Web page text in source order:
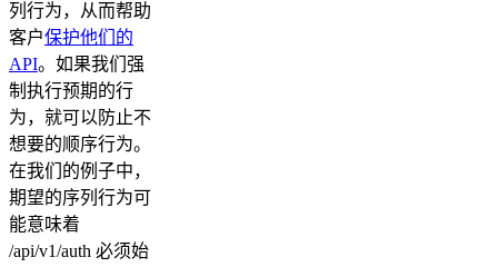
列行为，从而帮助
客户保护他们的
API。如果我们强
制执行预期的行
为，就可以防止不
想要的顺序行为。
在我们的例子中，
期望的序列行为可
能意味着
/api/v1/auth 必须始